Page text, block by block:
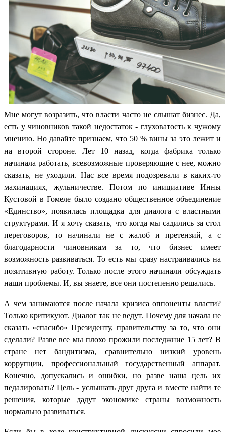
Мне могут возразить, что власти часто не слышат бизнес. Да,
есть у чиновников такой недостаток - глуховатость к чужому
мнению. Но давайте признаем, что 50 % вины за это лежит и
на второй стороне. Лет 10 назад, когда фабрика только
начинала работать, всевозможные проверяющие с нее, можно
сказать, не уходили. Нас все время подозревали в каких-то
махинациях, жульничестве. Потом по инициативе Инны
Кустовой в Гомеле было создано общественное объединение
«Единство», появилась площадка для диалога с властными
структурами. И я хочу сказать, что когда мы садились за стол
переговоров, то начинали не с жалоб и претензий, а с
благодарности чиновникам за то, что бизнес имеет
возможность развиваться. То есть мы сразу настраивались на
позитивную работу. Только после этого начинали обсуждать
наши проблемы. И, вы знаете, все они постепенно решались.
А чем занимаются после начала кризиса оппоненты власти?
Только критикуют. Диалог так не ведут. Почему для начала не
сказать «спасибо» Президенту, правительству за то, что они
сделали? Разве все мы плохо прожили последжние 15 лет? В
стране нет бандитизма, сравнительно низкий уровень
коррупции, профессиональный государственный аппарат.
Конечно, допускались и ошибки, но разве наша цель их
педалировать? Цель - услышать друг друга и вместе найти те
решения, которые дадут экономике страны возможность
нормально развиваться.